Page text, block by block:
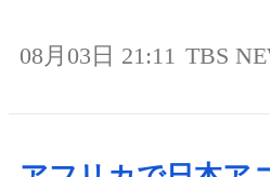
08月03日 21:11 TBS